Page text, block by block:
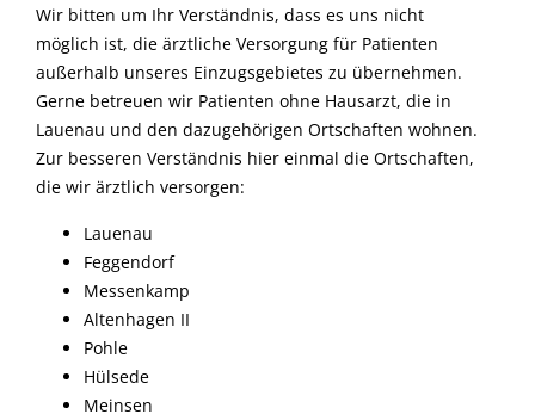
REISEMEDIZIN
ERNÄHRUNGSMEDIZIN
ALTERNATIVE BEHANDLUNGEN
Wir bitten um Ihr Verständnis, dass es uns nicht
möglich ist, die ärztliche Versorgung für Patienten
außerhalb unseres Einzugsgebietes zu übernehmen.
Gerne betreuen wir Patienten ohne Hausarzt, die in
Lauenau und den dazugehörigen Ortschaften wohnen.
Zur besseren Verständnis hier einmal die Ortschaften,
die wir ärztlich versorgen:
Lauenau
Feggendorf
Messenkamp
Altenhagen II
Pohle
Hülsede
Meinsen